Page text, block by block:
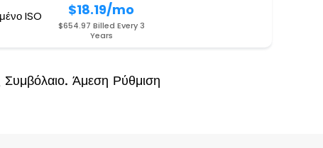
ISO
$18.19/mo
$654.97 Billed Every 3
Years
Άμεση Ρύθμιση